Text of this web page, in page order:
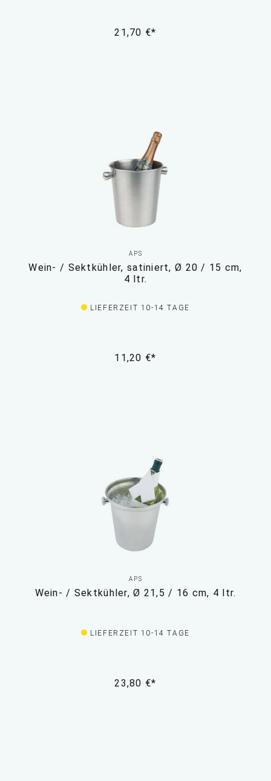
21,70 €*
APS
Wein- / Sektkühler, satiniert, Ø 20 / 15 cm,
4 ltr.
LIEFERZEIT 10-14 TAGE
11,20 €*
APS
Wein- / Sektkühler, Ø 21,5 / 16 cm, 4 ltr.
LIEFERZEIT 10-14 TAGE
23,80 €*